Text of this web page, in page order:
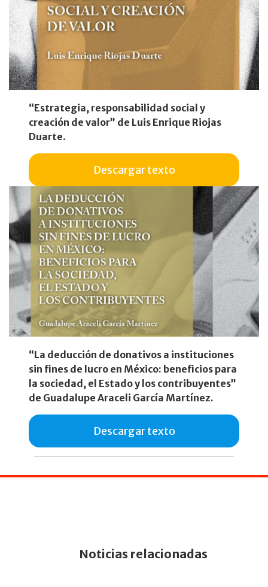
“Estrategia, responsabilidad social y
creación de valor” de Luis Enrique Riojas
Duarte.
Descargar texto
“La deducción de donativos a instituciones
sin fines de lucro en México: beneficios para
la sociedad, el Estado y los contribuyentes”
de Guadalupe Araceli García Martínez.
Descargar texto
Noticias relacionadas